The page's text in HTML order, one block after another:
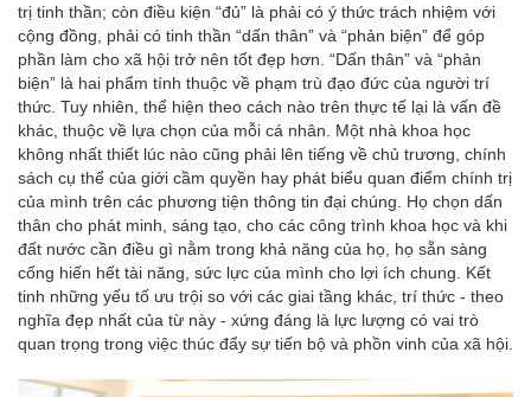
trị tinh thần; còn điều kiện “đủ” là phải có ý thức trách nhiệm với
cộng đồng, phải có tinh thần “dấn thân” và “phản biện” để góp
phần làm cho xã hội trở nên tốt đẹp hơn. “Dấn thân” và “phản
biện” là hai phẩm tính thuộc về phạm trù đạo đức của người trí
thức. Tuy nhiên, thể hiện theo cách nào trên thực tế lại là vấn đề
khác, thuộc về lựa chọn của mỗi cá nhân. Một nhà khoa học
không nhất thiết lúc nào cũng phải lên tiếng về chủ trương, chính
sách cụ thể của giới cầm quyền hay phát biểu quan điểm chính trị
của mình trên các phương tiện thông tin đại chúng. Họ chọn dấn
thân cho phát minh, sáng tạo, cho các công trình khoa học và khi
đất nước cần điều gì nằm trong khả năng của họ, họ sẵn sàng
cống hiến hết tài năng, sức lực của mình cho lợi ích chung. Kết
tinh những yếu tố ưu trội so với các giai tầng khác, trí thức - theo
nghĩa đẹp nhất của từ này - xứng đáng là lực lượng có vai trò
quan trọng trong việc thúc đẩy sự tiến bộ và phồn vinh của xã hội.